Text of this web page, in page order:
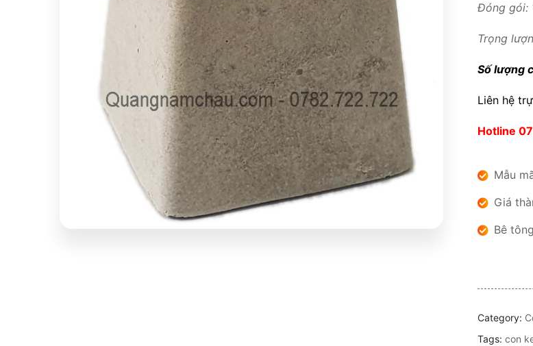
Đóng gói:
Trọng
Số lượng
Liên hệ
Hotline
Mẫu
Giá
Bê
Category:
Tags: con